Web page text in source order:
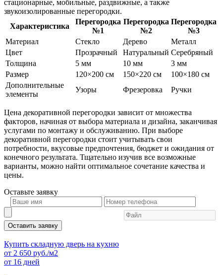
стационарные, мобильные, раздвижные, а также
звукоизолированные перегородки.
Характеристика
Перегородка
№1
Перегородка
№2
Перегородка
№3
Материал
Стекло Дерево
Металл
Цвет
Прозрачный Натуральный Серебряный
Толщина
5 мм 10 мм
3 мм
Размер
120×200 см 150×220 см
100×180 см
Дополнительные
элементы
Узоры Фрезеровка Ручки
Цена декоративной перегородки зависит от множества
факторов, начиная от выбора материала и дизайна, заканчивая
услугами по монтажу и обслуживанию. При выборе
декоративной перегородки стоит учитывать свои
потребности, вкусовые предпочтения, бюджет и ожидания от
конечного результата. Тщательно изучив все возможные
варианты, можно найти оптимальное сочетание качества и
цены.
Оставьте заявку
Оставить заявку
Купить складную дверь на кухню
от 2 650 руб./м2
от 16 дней